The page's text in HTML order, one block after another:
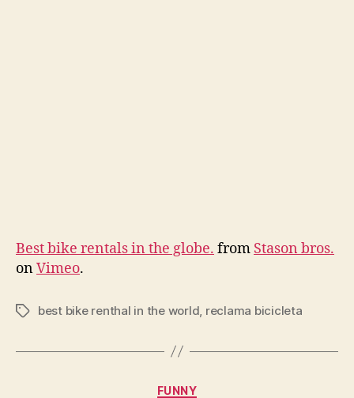
Best bike rentals in the globe. from Stason bros.
onVimeo.
Tagsbest bike renthal in the world, reclama bicicleta
Categories
FUNNY